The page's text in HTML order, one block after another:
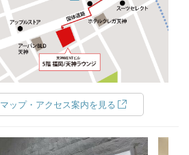
マップ・アクセス案内を見る